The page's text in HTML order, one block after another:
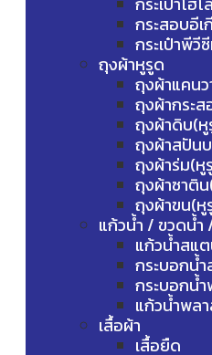
กระสอบอีเ
กระเป๋าพีวี
ถุงผ้าหูรูด
ถุงผ้าแคน
ถุงผ้ากระ
ถุงผ้าดิบ(
ถุงผ้าสปัน
ถุงผ้าร่ม(หู
ถุงผ้าซาติ
ถุงผ้าขน(หู
แก้วน้ำ / ขวดน้ำ
แก้วน้ำสแ
กระบอกน้
กระบอกน้
แก้วน้ำพล
เสื้อผ้า
เสื้อยืด